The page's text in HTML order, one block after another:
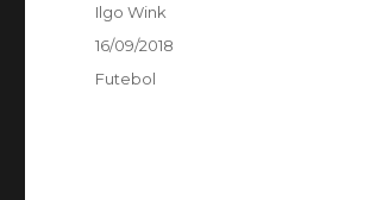
Autor
Ilgo Wink
Publicado
16/09/2018
Categorias
Futebol